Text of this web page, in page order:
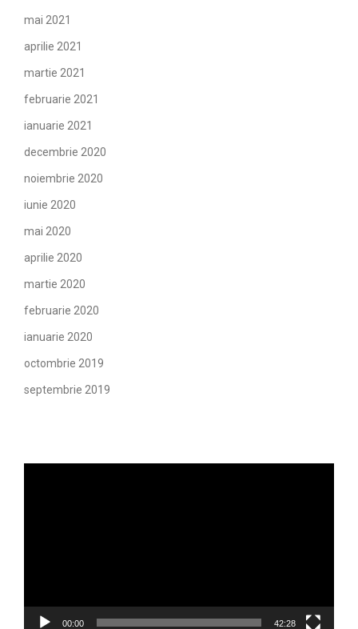
mai 2021
aprilie 2021
martie 2021
februarie 2021
ianuarie 2021
decembrie 2020
noiembrie 2020
iunie 2020
mai 2020
aprilie 2020
martie 2020
februarie 2020
ianuarie 2020
octombrie 2019
septembrie 2019
00:00 42:28